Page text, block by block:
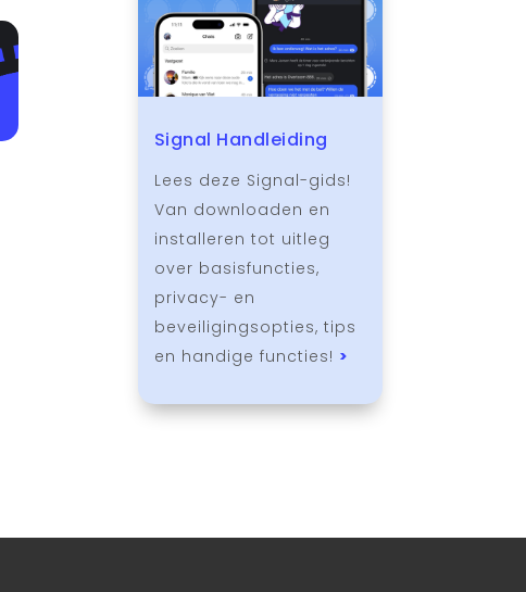
Signal Handleiding
Lees deze Signal-gids!
Van downloaden en
installeren tot uitleg
over basisfuncties,
privacy- en
beveiligingsopties, tips
en handige functies! >